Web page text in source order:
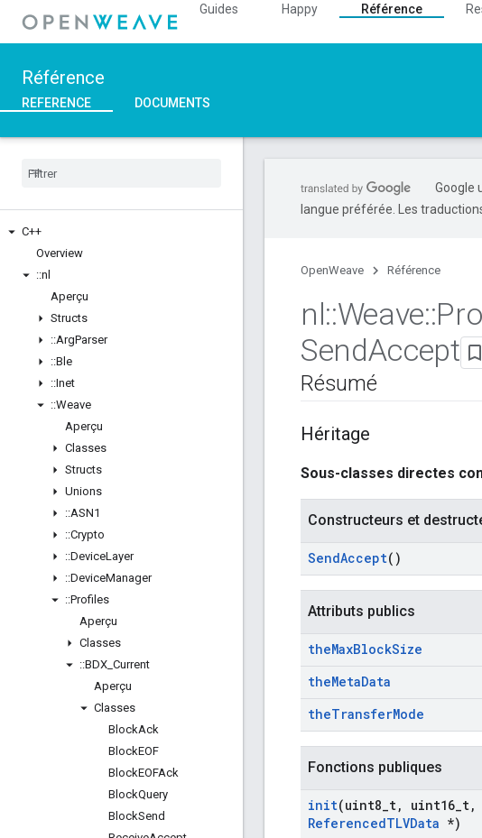
Guides Happy Référence
Référence
REFERENCE DOCUMENTS
C++
Overview
::nl
Aperçu
Structs
::ArgParser
::Ble
::Inet
::Weave
Aperçu
Classes
Structs
Unions
::ASN1
::Crypto
::DeviceLayer
::DeviceManager
::Profiles
Aperçu
Classes
::BDX Current
Aperçu
Classes
BlockAck
BlockEOF
BlockEOFAck
BlockQuery
BlockSend
Google
langue préférée. Les
OpenWeave Référence
nl::Weave::
SendAccept
Résumé
Héritage
Sous-classes directes
Constructeurs et
SendAccept()
Attributs publics
theMaxBlockSize
theMetaData
theTransferMode
Fonctions publiques
init(uint8 t, uint16 t,
ReferencedTLVData *)